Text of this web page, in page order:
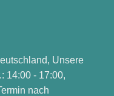
Unsere
14:00 - 17:00,
nach